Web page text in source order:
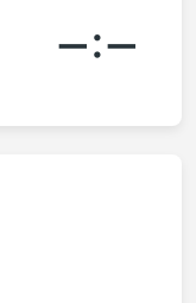
–:–